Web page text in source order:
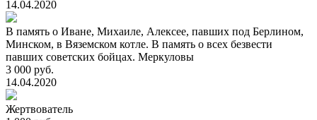
14.04.2020
В память о Иване, Михаиле, Алексее, павших под Берлином,
Минском, в Вяземском котле. В память о всех безвести
павших советских бойцах. Меркуловы
3 000 руб.
14.04.2020
Жертвователь